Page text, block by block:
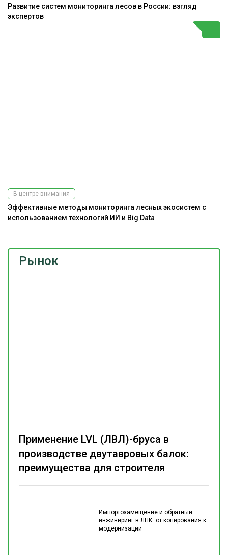
Рынок
Импортозамещение и обратный
инжиниринг в ЛПК: от копирования к
модернизации
Применение LVL (ЛВЛ)-бруса в
производстве двутавровых балок:
преимущества для строителя
Развитие систем мониторинга лесов в России: взгляд
экспертов
В центре внимания
Эффективные методы мониторинга лесных экосистем с
использованием технологий ИИ и Big Data